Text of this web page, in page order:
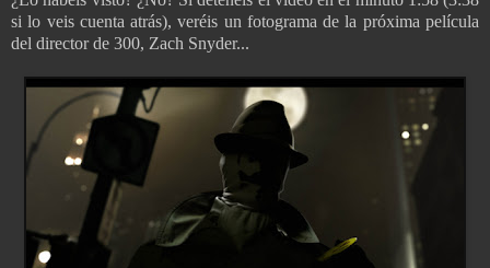
si lo veis cuenta atrás), veréis un fotograma de la próxima película
del director de 300, Zach Snyder...